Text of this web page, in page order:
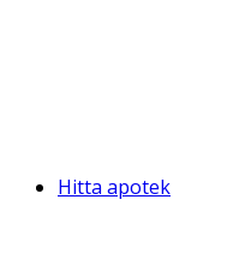
Hitta apotek